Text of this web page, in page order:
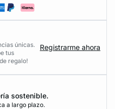
únicas.
tus
regalo!
Registrarme ahora
sostenible.
a largo plazo.